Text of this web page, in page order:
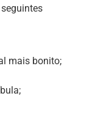
mais bonito;